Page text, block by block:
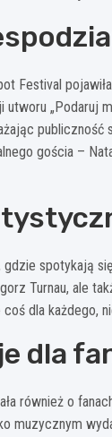
Festival
„Podaruj
gościa –
spotykają
Turnau, ale
dla każdego,
dla
również o
muzycznym